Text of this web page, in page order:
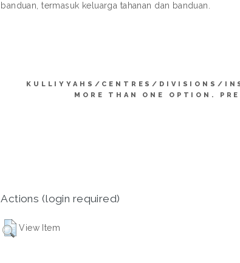
banduan, termasuk keluarga tahanan dan banduan.
KULLIYYAHS/CENTRES/DIVISIONS/
MORE THAN ONE OPTION.
Actions (login required)
View Item